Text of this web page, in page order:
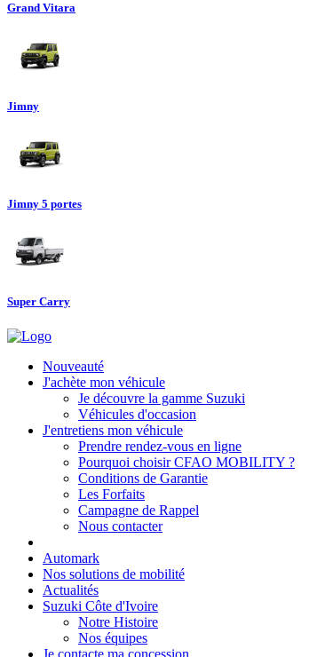
Grand Vitara
Jimny
Jimny 5 portes
Super Carry
Nouveauté
J'achète mon véhicule
Je découvre la gamme Suzuki
Véhicules d'occasion
J'entretiens mon véhicule
Prendre rendez-vous en ligne
Pourquoi choisir CFAO MOBILITY ?
Conditions de Garantie
Les Forfaits
Campagne de Rappel
Nous contacter
Automark
Nos solutions de mobilité
Actualités
Suzuki Côte d'Ivoire
Notre Histoire
Nos équipes